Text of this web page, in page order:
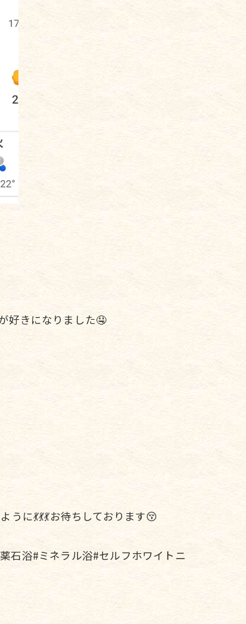
好きになりました🤤
に💃💃💃お待ちしております😚
石浴#ミネラル浴#セルフホワイトニ